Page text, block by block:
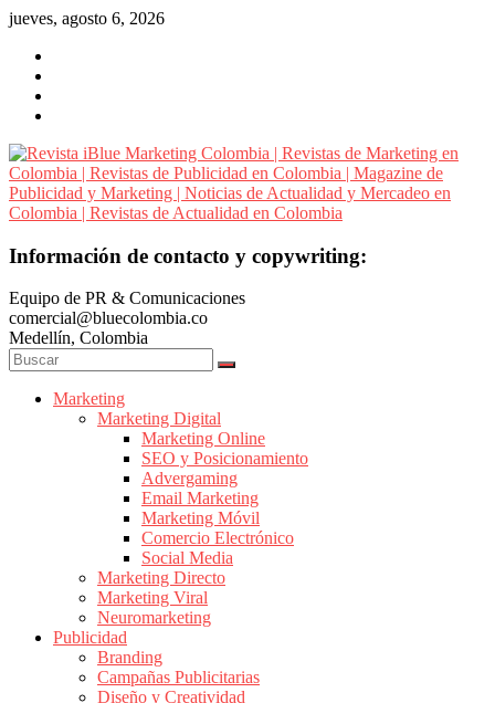
Saltar
contenido
jueves, agosto 6, 2026
Revista
Marketing
Colombia
|
Revistas
Marketing
Publicidad
Colombia
Magazine
Información de contacto y copywriting:
Equipo de PR & Comunicaciones
comercial@bluecolombia.co
Medellín, Colombia
Marketing
Marketing Digital
Marketing Online
SEO y Posicionamiento
Advergaming
Email Marketing
Marketing Móvil
Comercio Electrónico
Social Media
Marketing Directo
Marketing Viral
Neuromarketing
Publicidad
Branding
Campañas Publicitarias
Diseño y Creatividad